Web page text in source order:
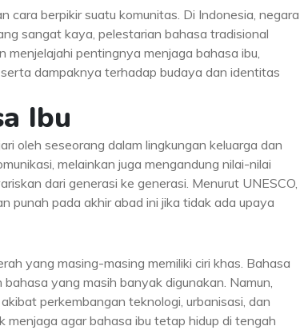
cara berpikir suatu komunitas. Di Indonesia, negara
sangat kaya, pelestarian bahasa tradisional
menjelajahi pentingnya menjaga bahasa ibu,
dampaknya terhadap budaya dan identitas
Ibu
oleh seseorang dalam lingkungan keluarga dan
melainkan juga mengandung nilai-nilai
dari generasi ke generasi. Menurut UNESCO,
punah pada akhir abad ini jika tidak ada upaya
yang masing-masing memiliki ciri khas. Bahasa
yang masih banyak digunakan. Namun,
perkembangan teknologi, urbanisasi, dan
menjaga agar bahasa ibu tetap hidup di tengah